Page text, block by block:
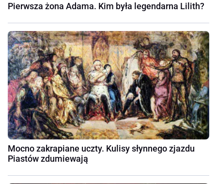
Pierwsza żona Adama. Kim była legendarna Lilith?
Mocno zakrapiane uczty. Kulisy słynnego zjazdu
Piastów zdumiewają